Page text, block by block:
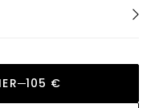
105 €